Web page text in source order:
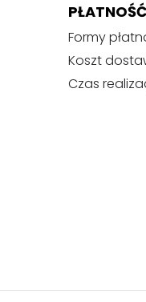
Formy
Koszt
Czas